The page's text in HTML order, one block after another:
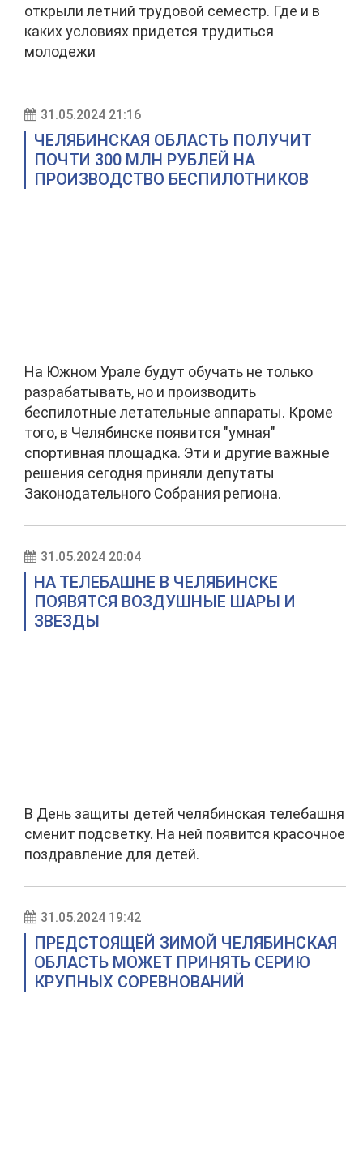
открыли летний трудовой семестр. Где и в
каких условиях придется трудиться
молодежи
31.05.2024 21:16
ЧЕЛЯБИНСКАЯ ОБЛАСТЬ ПОЛУЧИТ
ПОЧТИ 300 МЛН РУБЛЕЙ НА
ПРОИЗВОДСТВО БЕСПИЛОТНИКОВ
На Южном Урале будут обучать не только
разрабатывать, но и производить
беспилотные летательные аппараты. Кроме
того, в Челябинске появится "умная"
спортивная площадка. Эти и другие важные
решения сегодня приняли депутаты
Законодательного Собрания региона.
31.05.2024 20:04
НА ТЕЛЕБАШНЕ В ЧЕЛЯБИНСКЕ
ПОЯВЯТСЯ ВОЗДУШНЫЕ ШАРЫ И
ЗВЕЗДЫ
В День защиты детей челябинская телебашня
сменит подсветку. На ней появится красочное
поздравление для детей.
31.05.2024 19:42
ПРЕДСТОЯЩЕЙ ЗИМОЙ ЧЕЛЯБИНСКАЯ
ОБЛАСТЬ МОЖЕТ ПРИНЯТЬ СЕРИЮ
КРУПНЫХ СОРЕВНОВАНИЙ